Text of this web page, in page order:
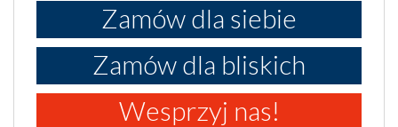
Zamów dla siebie
Zamów dla bliskich
Wesprzyj nas!